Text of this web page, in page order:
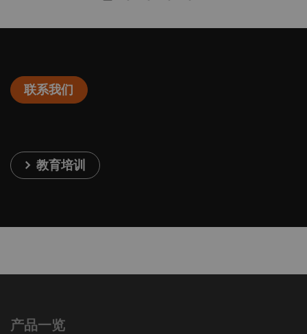
联系我们
教育培训
产品一览